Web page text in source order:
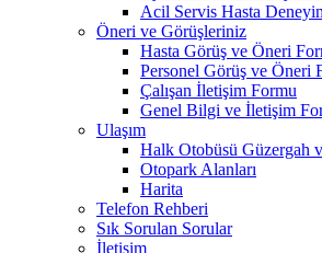
Acil Servis Hasta
Öneri ve Görüşleriniz
Hasta Görüş ve Öneri
Personel Görüş ve Öneri
Çalışan İletişim Formu
Genel Bilgi ve İletişim
Ulaşım
Halk Otobüsü Güzergah
Otopark Alanları
Harita
Telefon Rehberi
Sık Sorulan Sorular
İletişim